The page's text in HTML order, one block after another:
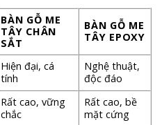
BÀN GỖ ME
TÂY CHÂN
SẮT
BÀN GỖ ME
TÂY EPOXY
Hiện đại, cá
tính
Nghệ thuật,
độc đáo
Rất cao, vững
chắc
Rất cao, bề
mặt cứng